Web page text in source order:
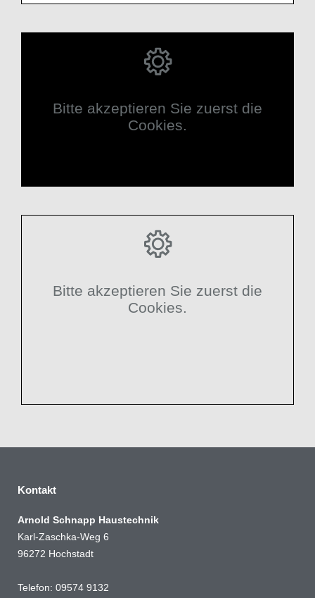
Bitte akzeptieren Sie zuerst die
Cookies.
Bitte akzeptieren Sie zuerst die
Cookies.
Kontakt
Arnold Schnapp Haustechnik
Karl-Zaschka-Weg 6
96272 Hochstadt
Telefon: 09574 9132